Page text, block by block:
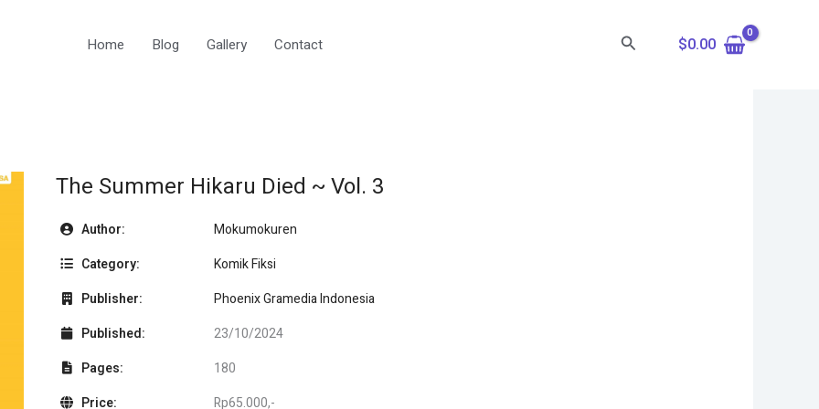
Home Blog Gallery Contact Search $0.00
The Summer Hikaru Died ~ Vol. 3
Author:
Mokumokuren
Category:
Komik Fiksi
Publisher:
Phoenix Gramedia Indonesia
Published:
23/10/2024
Pages:
180
Price:
Rp65.000,-